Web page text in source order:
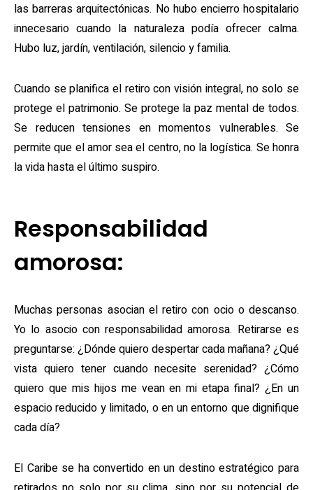
las barreras arquitectónicas. No hubo encierro hospitalario
innecesario cuando la naturaleza podía ofrecer calma.
Hubo luz, jardín, ventilación, silencio y familia.
Cuando se planifica el retiro con visión integral, no solo se
protege el patrimonio. Se protege la paz mental de todos.
Se reducen tensiones en momentos vulnerables. Se
permite que el amor sea el centro, no la logística. Se honra
la vida hasta el último suspiro.
Responsabilidad
amorosa:
Muchas personas asocian el retiro con ocio o descanso.
Yo lo asocio con responsabilidad amorosa. Retirarse es
preguntarse: ¿Dónde quiero despertar cada mañana? ¿Qué
vista quiero tener cuando necesite serenidad? ¿Cómo
quiero que mis hijos me vean en mi etapa final? ¿En un
espacio reducido y limitado, o en un entorno que dignifique
cada día?
El Caribe se ha convertido en un destino estratégico para